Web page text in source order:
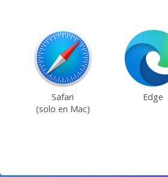
Safari
(solo en Mac)
Edge